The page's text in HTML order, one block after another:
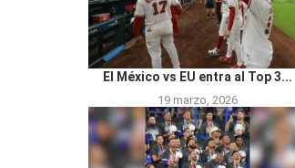
El México vs EU entra al Top 3...
19 marzo, 2026